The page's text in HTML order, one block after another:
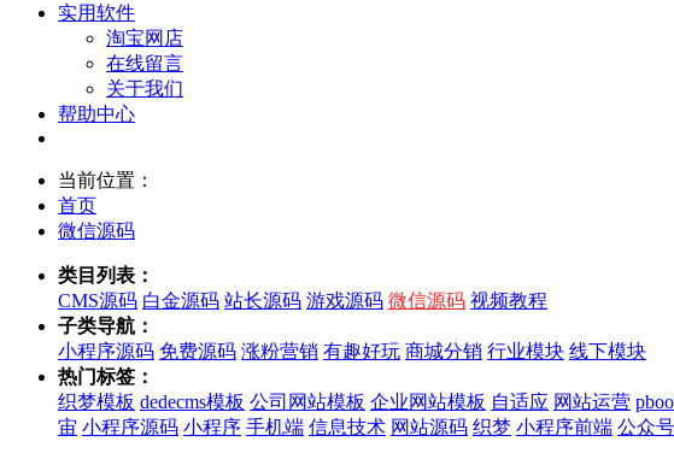
实用软件
淘宝网店
在线留言
关于我们
帮助中心
当前位置：
首页
微信源码
类目列表：
CMS源码 白金源码 站长源码 游戏源码 微信源码 视频教程
子类导航：
小程序源码 免费源码 涨粉营销 有趣好玩 商城分销 行业模块 线下模块
热门标签：
织梦模板 dedecms模板 公司网站模板 企业网站模板 自适应 网站运营
宙 小程序源码 小程序 手机端 信息技术 网站源码 织梦 小程序前端 公众